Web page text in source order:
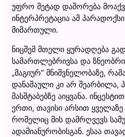
უფრო მეტად დაშორება
ინტერპრეტაცია ამ
მიმართული.
ნიცშემ მთელი ყურადღება
სამართლებრივსა და
„მაგიურ“ მნიშვნელობაზე,
დანაშაული კი არ შეარბილა,
მასშტაბებზე აიყვანა.
ერთი, თავისი არსით
რომელიც მის დამრღვევს
ადამიანურობისგან. ესაა